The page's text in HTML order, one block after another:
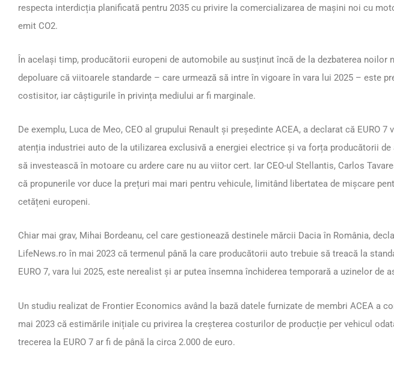
respecta interdicția planificată pentru 2035 cu privire la comercializarea de mașini noi cu
emit CO2.
În același timp, producătorii europeni de automobile au susținut încă de la dezbaterea noilor
depoluare că viitoarele standarde – care urmează să intre în vigoare în vara lui 2025 – este
costisitor, iar câștigurile în privința mediului ar fi marginale.
De exemplu, Luca de Meo, CEO al grupului Renault și președinte ACEA, a declarat că EURO 7
atenția industriei auto de la utilizarea exclusivă a energiei electrice și va forța producătorii
să investească în motoare cu ardere care nu au viitor cert. Iar CEO-ul Stellantis, Carlos
că propunerile vor duce la prețuri mai mari pentru vehicule, limitând libertatea de mișcare
cetățeni europeni.
Chiar mai grav, Mihai Bordeanu, cel care gestionează destinele mărcii Dacia în România,
LifeNews.ro în mai 2023 că termenul până la care producătorii auto trebuie să treacă la
EURO 7, vara lui 2025, este nerealist și ar putea însemna închiderea temporară a uzinelor de
Un studiu realizat de Frontier Economics având la bază datele furnizate de membri ACEA a
mai 2023 că estimările inițiale cu privirea la creșterea costurilor de producție per vehicul
trecerea la EURO 7 ar fi de până la circa 2.000 de euro.